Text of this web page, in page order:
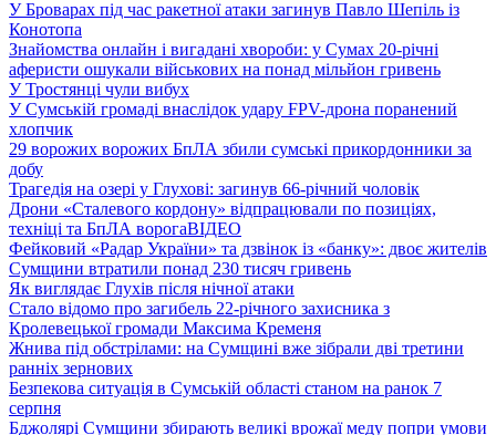
У Броварах під час ракетної атаки загинув Павло Шепіль із
Конотопа
Знайомства онлайн і вигадані хвороби: у Сумах 20-річні
аферисти ошукали військових на понад мільйон гривень
У Тростянці чули вибух
У Сумській громаді внаслідок удару FPV-дрона поранений
хлопчик
29 ворожих ворожих БпЛА збили сумські прикордонники за
добу
Трагедія на озері у Глухові: загинув 66-річний чоловік
Дрони «Сталевого кордону» відпрацювали по позиціях,
техніці та БпЛА ворогаВІДЕО
Фейковий «Радар України» та дзвінок із «банку»: двоє жителів
Сумщини втратили понад 230 тисяч гривень
Як виглядає Глухів після нічної атаки
Стало відомо про загибель 22-річного захисника з
Кролевецької громади Максима Кременя
Жнива під обстрілами: на Сумщині вже зібрали дві третини
ранніх зернових
Безпекова ситуація в Сумській області станом на ранок 7
серпня
Бджолярі Сумщини збирають великі врожаї меду попри умови